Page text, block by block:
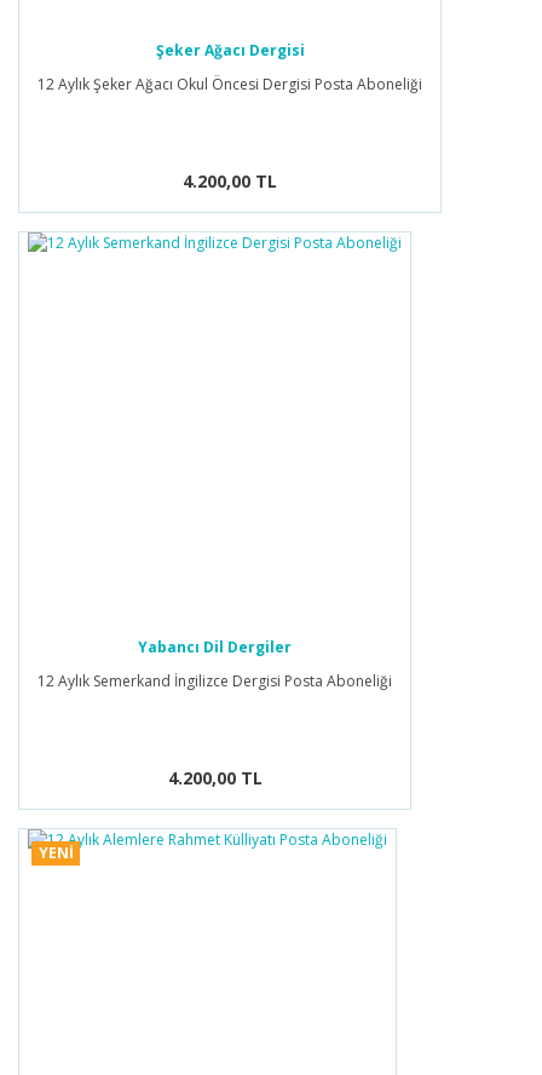
Şeker Ağacı Dergisi
12 Aylık Şeker Ağacı Okul Öncesi Dergisi Posta Aboneliği
4.200,00 TL
Yabancı Dil Dergiler
12 Aylık Semerkand İngilizce Dergisi Posta Aboneliği
4.200,00 TL
YENİ